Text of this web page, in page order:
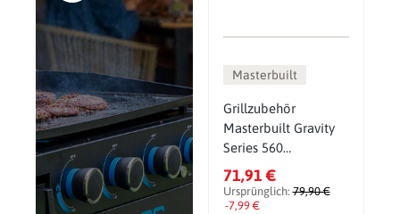
Masterbuilt
Grillzubehör
Masterbuilt Gravity
Series 560
Frontablage, Schwarz
71,91 €
Ursprünglich:79,90 €
-7,99 €